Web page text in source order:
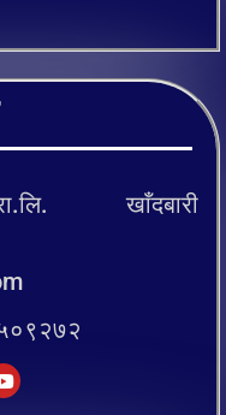
प्रा.लि. खाँदबारी